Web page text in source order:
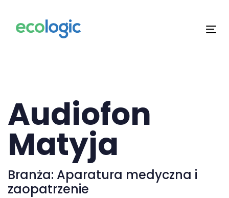
content
Audiofon
Matyja
Branża: Aparatura medyczna i
zaopatrzenie